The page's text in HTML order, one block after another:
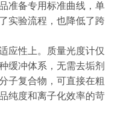
备专用标准曲线，单
实验流程，也降低了跨
性上。质量光度计仅
缓冲体系，无需去垢剂
子复合物，可直接在粗
纯度和离子化效率的苛